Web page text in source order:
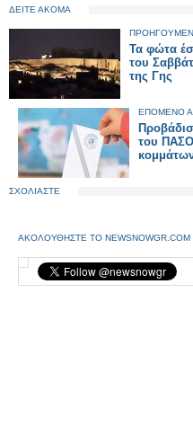
ΔΕΙΤΕ ΑΚΟΜΑ
Τα φώτα
του
της Γης
ΕΠΟΜΕΝΟ
του
ΣΧΟΛΙΑΣΤΕ
ΑΚΟΛΟΥΘΗΣΤΕ ΤΟ NEWSNOWGR.COM